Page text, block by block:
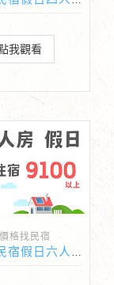
我觀看
格找民宿